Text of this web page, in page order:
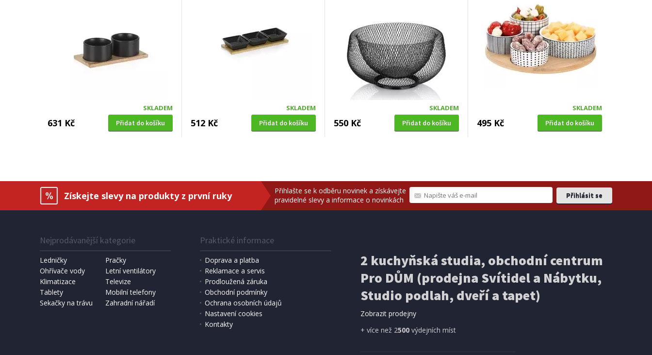
SKLADEM
631 Kč Přidat do košíku
SKLADEM
512 Kč Přidat do košíku
SKLADEM
550 Kč Přidat do košíku
SKLADEM
495 Kč Přidat do košíku
Získejte slevy na produkty z první ruky
Přihlašte se k odběru novinek a získávejte
pravidelné slevy a informace o novinkách
Nejprodávanější kategorie
Ledničky
Pračky
Ohřívače vody
Letní ventilátory
Klimatizace
Televize
Tablety
Mobilní telefony
Sekačky na trávu
Zahradní nářadí
Praktické informace
Doprava a platba
Reklamace a servis
Prodloužená záruka
Obchodní podmínky
Ochrana osobních údajů
Nastavení cookies
Kontakty
2 kuchyňská studia, obchodní centrum
Pro DŮM (prodejna Svítidel a Nábytku,
Studio podlah, dveří a tapet)
Zobrazit prodejny
+ více než 2500výdejních míst